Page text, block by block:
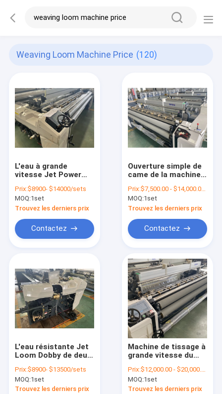
Weaving Loom Machine Price (120)
L'eau à grande
vitesse Jet Power
1000RPM 2.1m de
métier à tisser de
tissage de polyester
Prix:$8900- $14000/sets
MOQ:1set
Trouvez les derniers prix
Contactez
Ouverture simple de
came de la machine
tisser de tissage de
coton de tissu de
bec
Prix:$7,500.00 - $14,000.00/sets
MOQ:1set
Trouvez les derniers prix
Contactez
L'eau résistante Jet
Loom Dobby de deux
de métier à tisser
becs de la machine
deux
Prix:$8900- $13500/sets
MOQ:1set
Trouvez les derniers prix
Machine de tissage à
grande vitesse du
machine de métier à
tisser de tissage de
ratière de came
Prix:$12,000.00 - $20,000.00/sets
MOQ:1set
Trouvez les derniers prix